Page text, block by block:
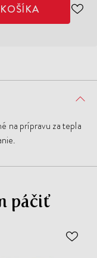
na prípravu za tepla
páčiť